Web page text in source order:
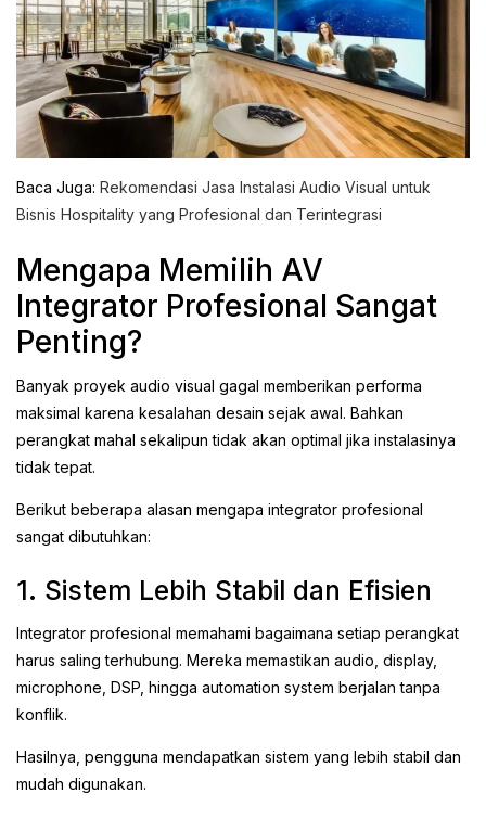
Baca Juga: Rekomendasi Jasa Instalasi Audio Visual untuk
Bisnis Hospitality yang Profesional dan Terintegrasi
Mengapa Memilih AV
Integrator Profesional Sangat
Penting?
Banyak proyek audio visual gagal memberikan performa
maksimal karena kesalahan desain sejak awal. Bahkan
perangkat mahal sekalipun tidak akan optimal jika instalasinya
tidak tepat.
Berikut beberapa alasan mengapa integrator profesional
sangat dibutuhkan:
1. Sistem Lebih Stabil dan Efisien
Integrator profesional memahami bagaimana setiap perangkat
harus saling terhubung. Mereka memastikan audio, display,
microphone, DSP, hingga automation system berjalan tanpa
konflik.
Hasilnya, pengguna mendapatkan sistem yang lebih stabil dan
mudah digunakan.